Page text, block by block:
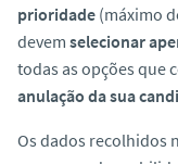
prioridade (máximo
devem selecionar
todas as opções que
anulação da sua
Os dados recolhidos